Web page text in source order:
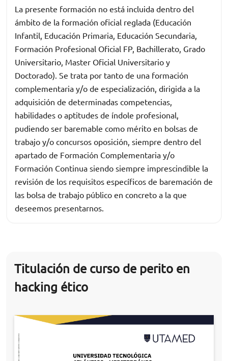
La presente formación no está incluida dentro del
ámbito de la formación oficial reglada (Educación
Infantil, Educación Primaria, Educación Secundaria,
Formación Profesional Oficial FP, Bachillerato, Grado
Universitario, Master Oficial Universitario y
Doctorado). Se trata por tanto de una formación
complementaria y/o de especialización, dirigida a la
adquisición de determinadas competencias,
habilidades o aptitudes de índole profesional,
pudiendo ser baremable como mérito en bolsas de
trabajo y/o concursos oposición, siempre dentro del
apartado de Formación Complementaria y/o
Formación Continua siendo siempre imprescindible la
revisión de los requisitos específicos de baremación de
las bolsa de trabajo público en concreto a la que
deseemos presentarnos.
Titulación de curso de perito en
hacking ético